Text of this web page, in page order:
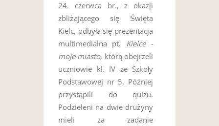
24. czerwca br., z okazji
zbliżającego się Święta
Kielc, odbyła się prezentacja
multimedialna pt. Kielce -
moje miasto, którą obejrzeli
uczniowie kl. IV ze Szkoły
Podstawowej nr 5. Później
przystąpili do quizu.
Podzieleni na dwie drużyny
mieli za zadanie